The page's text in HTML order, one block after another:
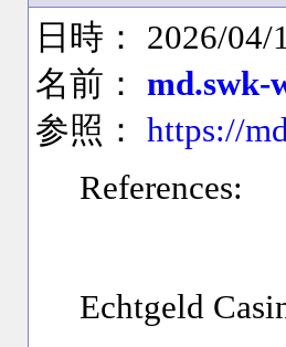
日時： 2026/04/
名前：md.swk-
参照：https://
References:
Echtgeld